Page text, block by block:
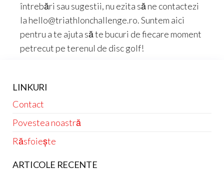
întrebări sau sugestii, nu ezita să ne contactezi
la hello@triathlonchallenge.ro. Suntem aici
pentru a te ajuta să te bucuri de fiecare moment
petrecut pe terenul de disc golf!
LINKURI
Contact
Povestea noastră
Răsfoiește
ARTICOLE RECENTE